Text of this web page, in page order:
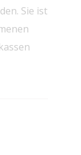
Sie ist